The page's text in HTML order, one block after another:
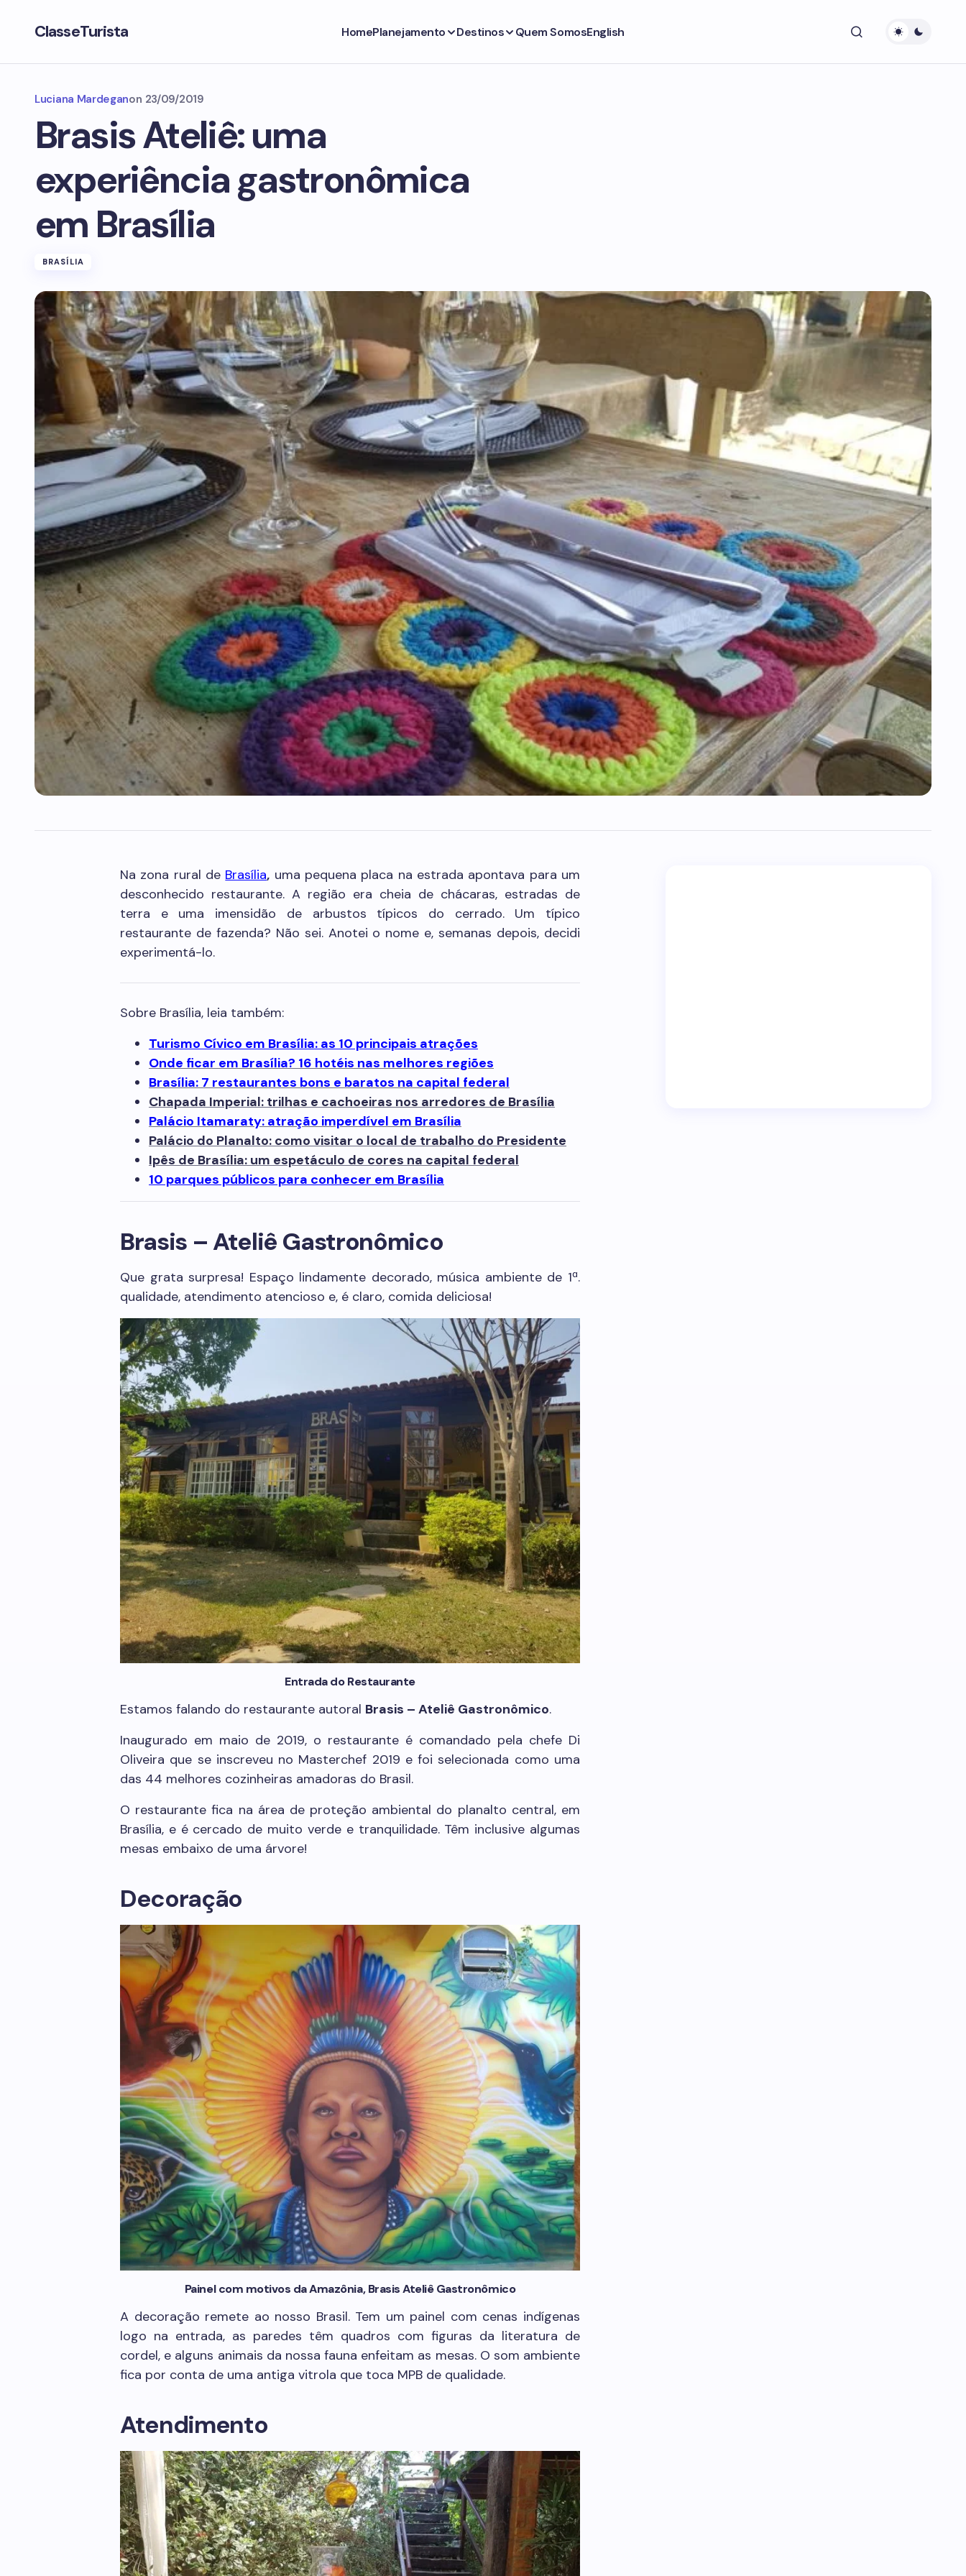
ClasseTurista HomePlanejamento Destinos Quem SomosEnglish
Luciana Mardeganon 23/09/2019
Brasis Ateliê: uma
experiência gastronômica
em Brasília
BRASÍLIA
Na zona rural de Brasília, uma pequena placa na estrada apontava para um
desconhecido restaurante. A região era cheia de chácaras, estradas de
terra e uma imensidão de arbustos típicos do cerrado. Um típico
restaurante de fazenda? Não sei. Anotei o nome e, semanas depois, decidi
experimentá-lo.
Sobre Brasília, leia também:
Turismo Cívico em Brasília: as 10 principais atrações
Onde ficar em Brasília? 16 hotéis nas melhores regiões
Brasília: 7 restaurantes bons e baratos na capital federal
Chapada Imperial: trilhas e cachoeiras nos arredores de Brasília
Palácio Itamaraty: atração imperdível em Brasília
Palácio do Planalto: como visitar o local de trabalho do Presidente
Ipês de Brasília: um espetáculo de cores na capital federal
10 parques públicos para conhecer em Brasília
Brasis – Ateliê Gastronômico
Que grata surpresa! Espaço lindamente decorado, música ambiente de 1ª.
qualidade, atendimento atencioso e, é claro, comida deliciosa!
Entrada do Restaurante
Estamos falando do restaurante autoral Brasis – Ateliê Gastronômico.
Inaugurado em maio de 2019, o restaurante é comandado pela chefe Di
Oliveira que se inscreveu no Masterchef 2019 e foi selecionada como uma
das 44 melhores cozinheiras amadoras do Brasil.
O restaurante fica na área de proteção ambiental do planalto central, em
Brasília, e é cercado de muito verde e tranquilidade. Têm inclusive algumas
mesas embaixo de uma árvore!
Decoração
Painel com motivos da Amazônia, Brasis Ateliê Gastronômico
A decoração remete ao nosso Brasil. Tem um painel com cenas indígenas
logo na entrada, as paredes têm quadros com figuras da literatura de
cordel, e alguns animais da nossa fauna enfeitam as mesas. O som ambiente
fica por conta de uma antiga vitrola que toca MPB de qualidade.
Atendimento